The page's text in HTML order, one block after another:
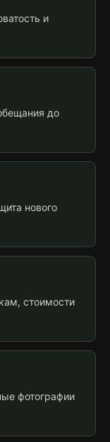
и
до
нового
стоимости
фотографии